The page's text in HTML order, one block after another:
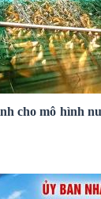
cho mô hình